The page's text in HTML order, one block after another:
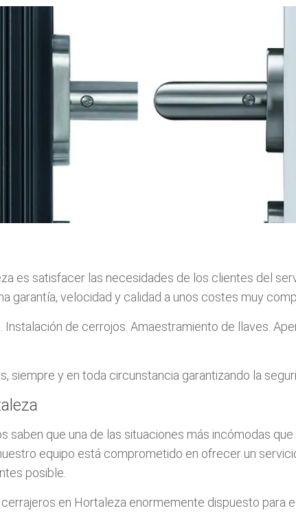
es satisfacer las necesidades de los clientes del
garantía, velocidad y calidad a unos costes muy
de cerrojos. Amaestramiento de llaves.
y en toda circunstancia garantizando la
saben que una de las situaciones más incómodas
equipo está comprometido en ofrecer un
posible.
en Hortaleza enormemente dispuesto para